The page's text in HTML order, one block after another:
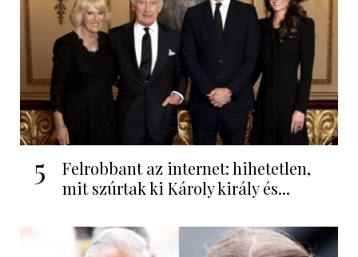
5
Felrobbant az internet: hihetetlen,
mit szúrtak ki Károly király és...